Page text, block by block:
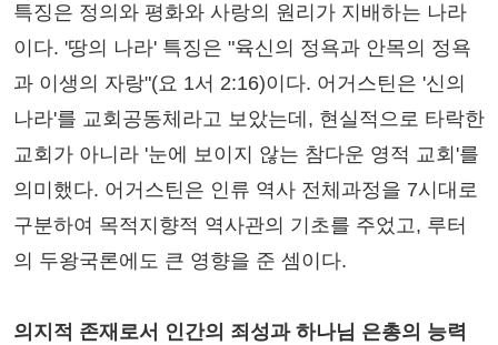
특징은 정의와 평화와 사랑의 원리가 지배하는 나라
이다. '땅의 나라' 특징은 "육신의 정욕과 안목의 정욕
과 이생의 자랑"(요 1서 2:16)이다. 어거스틴은 '신의
나라'를 교회공동체라고 보았는데, 현실적으로 타락한
교회가 아니라 '눈에 보이지 않는 참다운 영적 교회'를
의미했다. 어거스틴은 인류 역사 전체과정을 7시대로
구분하여 목적지향적 역사관의 기초를 주었고, 루터
의 두왕국론에도 큰 영향을 준 셈이다.
의지적 존재로서 인간의 죄성과 하나님 은총의 능력